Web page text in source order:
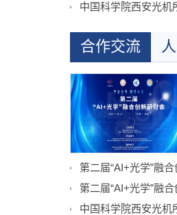
中国科学院西安光机
合作交流
第二届“AI+光学”融
第二届“AI+光学”融
中国科学院西安光机